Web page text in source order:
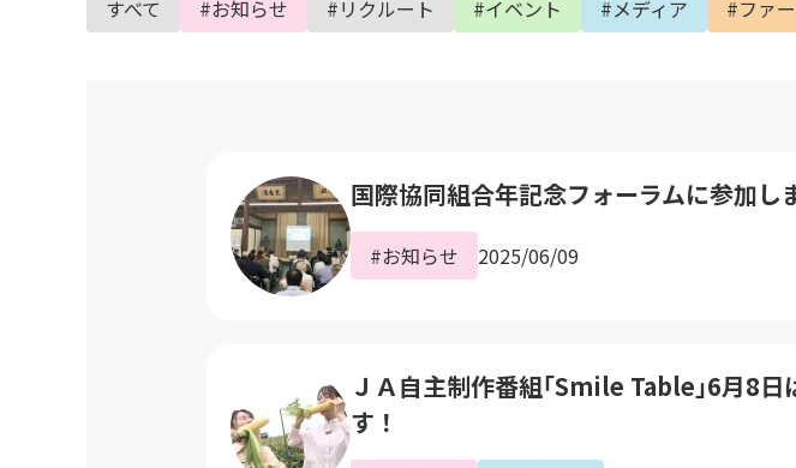
すべて #お知らせ #リクルート #イベント #メディア #ファ
国際協同組合年記念フォーラムに参加し
#お知らせ 2025/06/09
ＪＡ自主制作番組｢Smile Table｣6月8日
す！